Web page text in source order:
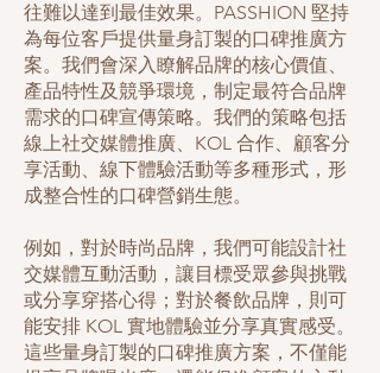
往難以達到最佳效果。PASSHION 堅持
為每位客戶提供量身訂製的口碑推廣方
案。我們會深入瞭解品牌的核心價值、
產品特性及競爭環境，制定最符合品牌
需求的口碑宣傳策略。我們的策略包括
線上社交媒體推廣、KOL 合作、顧客分
享活動、線下體驗活動等多種形式，形
成整合性的口碑營銷生態。
例如，對於時尚品牌，我們可能設計社
交媒體互動活動，讓目標受眾參與挑戰
或分享穿搭心得；對於餐飲品牌，則可
能安排 KOL 實地體驗並分享真實感受。
這些量身訂製的口碑推廣方案，不僅能